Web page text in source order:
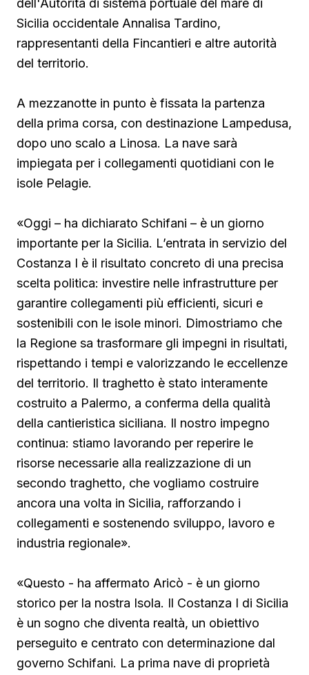
dell'Autorità di sistema portuale del mare di
Sicilia occidentale Annalisa Tardino,
rappresentanti della Fincantieri e altre autorità
del territorio.
A mezzanotte in punto è fissata la partenza
della prima corsa, con destinazione Lampedusa,
dopo uno scalo a Linosa. La nave sarà
impiegata per i collegamenti quotidiani con le
isole Pelagie.
«Oggi – ha dichiarato Schifani – è un giorno
importante per la Sicilia. L’entrata in servizio del
Costanza I è il risultato concreto di una precisa
scelta politica: investire nelle infrastrutture per
garantire collegamenti più efficienti, sicuri e
sostenibili con le isole minori. Dimostriamo che
la Regione sa trasformare gli impegni in risultati,
rispettando i tempi e valorizzando le eccellenze
del territorio. Il traghetto è stato interamente
costruito a Palermo, a conferma della qualità
della cantieristica siciliana. Il nostro impegno
continua: stiamo lavorando per reperire le
risorse necessarie alla realizzazione di un
secondo traghetto, che vogliamo costruire
ancora una volta in Sicilia, rafforzando i
collegamenti e sostenendo sviluppo, lavoro e
industria regionale».
«Questo - ha affermato Aricò - è un giorno
storico per la nostra Isola. Il Costanza I di Sicilia
è un sogno che diventa realtà, un obiettivo
perseguito e centrato con determinazione dal
governo Schifani. La prima nave di proprietà